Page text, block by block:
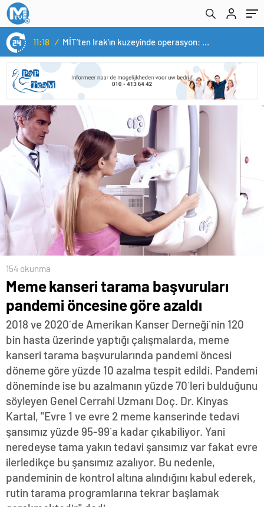
11:18 / MİT’ten Irak’ın kuzeyinde operasyon: Ramazan Güneş Türkiye’ye getirildi
154 okunma
Meme kanseri tarama başvuruları
pandemi öncesine göre azaldı
2018 ve 2020´de Amerikan Kanser Derneği´nin 120
bin hasta üzerinde yaptığı çalışmalarda, meme
kanseri tarama başvurularında pandemi öncesi
döneme göre yüzde 10 azalma tespit edildi. Pandemi
döneminde ise bu azalmanın yüzde 70´leri bulduğunu
söyleyen Genel Cerrahi Uzmanı Doç. Dr. Kinyas
Kartal, "Evre 1 ve evre 2 meme kanserinde tedavi
şansımız yüzde 95-99´a kadar çıkabiliyor. Yani
neredeyse tama yakın tedavi şansımız var fakat evre
ilerledikçe bu şansımız azalıyor. Bu nedenle,
pandeminin de kontrol altına alındığını kabul ederek,
rutin tarama programlarına tekrar başlamak